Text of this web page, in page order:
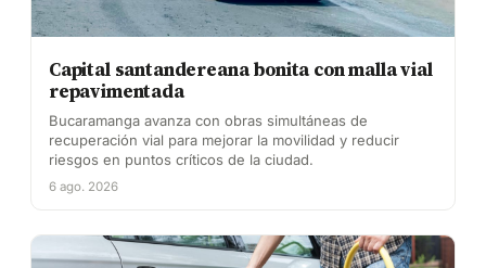
Capital santandereana bonita con malla vial
repavimentada
Bucaramanga avanza con obras simultáneas de
recuperación vial para mejorar la movilidad y reducir
riesgos en puntos críticos de la ciudad.
6 ago. 2026